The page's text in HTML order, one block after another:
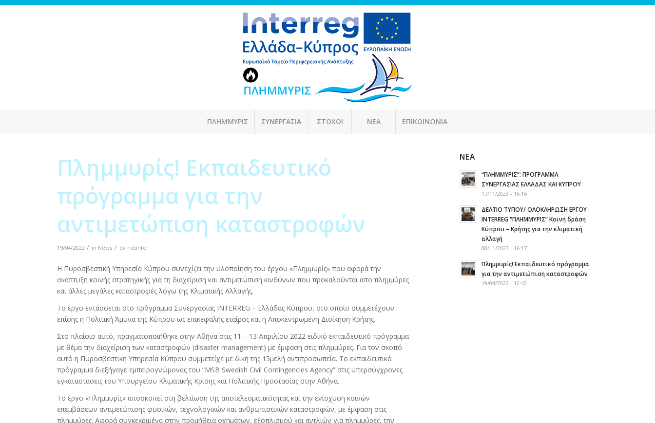
ΠΛΗΜΜΥΡΙΣ ΣΥΝΕΡΓΑΣΙΑ ΣΤΟΧΟΙ ΝΕΑ ΕΠΙΚΟΙΝΩΝΙΑ
Πλημμυρίς! Eκπαιδευτικό
πρόγραμμα για την
αντιμετώπιση καταστροφών
19/04/2022 / in News / by netinfo
Η Πυροσβεστική Υπηρεσία Κύπρου συνεχίζει την υλοποίηση του έργου «Πλημμυρίς» που αφορά την
ανάπτυξη κοινής στρατηγικής για τη διαχείριση και αντιμετώπιση κινδύνων που προκαλούνται απο πλημμύρες
και άλλες μεγάλες καταστροφές λόγω της Κλιματικής Αλλαγής.
Το έργο εντάσσεται στο πρόγραμμα Συνεργασίας INTERREG – Ελλάδας Κύπρου, στο οποίο συμμετέχουν
επίσης η Πολιτική Άμυνα της Κύπρου ως επικεφαλής εταίρος και η Αποκεντρωμένη Διοίκηση Κρήτης.
Στο πλαίσιο αυτό, πραγματοποιήθηκε στην Αθήνα στις 11 – 13 Απριλίου 2022 ειδικό εκπαιδευτικό πρόγραμμα
με θέμα την διαχείριση των καταστροφών (disaster management) με έμφαση στις πλημμύρες. Για τον σκοπό
αυτό η Πυροσβεστική Υπηρεσία Κύπρου συμμετείχε με δική της 15μελή αντιπροσωπεία. Το εκπαιδευτικό
πρόγραμμα διεξήγαγε εμπειρογνώμονας του “ΜSB Swedish Civil Contingencies Agency” στις υπερσύγχρονες
εγκαταστάσεις του Υπουργείου Κλιματικής Κρίσης και Πολιτικής Προστασίας στην Αθήνα.
Το έργο «Πλημμυρίς» αποσκοπεί στη βελτίωση της αποτελεσματικότητας και την ενίσχυση κοινών
επεμβάσεων αντιμετώπισης φυσικών, τεχνολογικών και ανθρωπιστικών καταστροφών, με έμφαση στις
πλημμύρες. Αφορά συγκεκριμένα στην προμήθεια οχημάτων, εξοπλισμού και αντλιών για πλημμύρες, την
ΝΈΑ
“ΠΛΗΜΜΥΡΙΣ”: ΠΡΟΓΡΑΜΜΑ
ΣΥΝΕΡΓΑΣΙΑΣ ΕΛΛΑΔΑΣ ΚΑΙ ΚΥΠΡΟΥ
17/11/2023 - 16:16
ΔΕΛΤΙΟ ΤΥΠΟΥ/ ΟΛΟΚΛΗΡΩΣΗ ΕΡΓΟΥ
INTERREG “ΠΛΗΜΜΥΡΙΣ” Κοινή δράση
Κύπρου – Κρήτης για την κλιματική
αλλαγή
08/11/2023 - 16:17
Πλημμυρίς! Eκπαιδευτικό πρόγραμμα
για την αντιμετώπιση καταστροφών
19/04/2022 - 12:42